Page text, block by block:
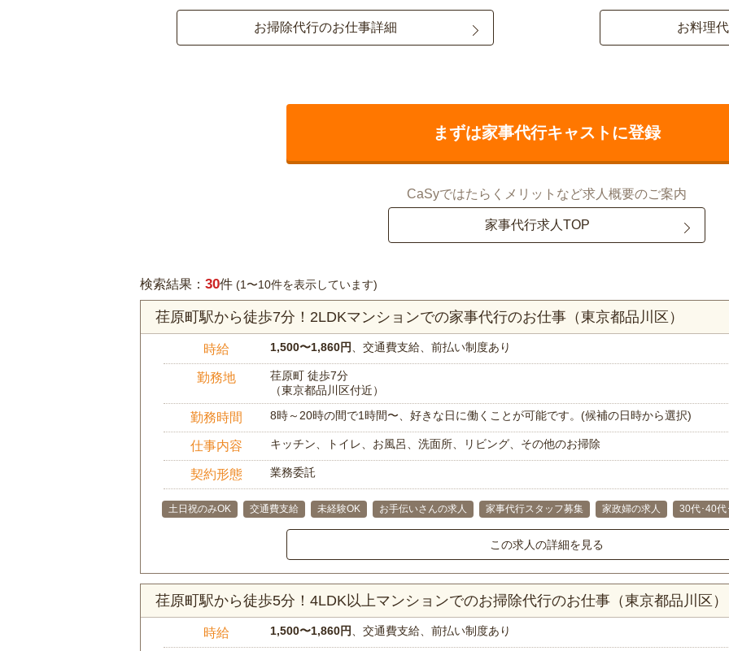
お掃除代行のお仕事詳細 お料理
まずは家事代行キャストに登録
CaSyではたらくメリットなど求人概要のご案内
家事代行求人TOP
検索結果： 30件 (1〜10件を表示しています)
荏原町駅から徒歩7分！2LDKマンションでの家事代行のお仕事（東京都品川区）
時給 1,500〜1,860円 、交通費支給、前払い制度あり
勤務地
荏原町 徒歩7分
（東京都品川区付近）
勤務時間 8時～20時の間で1時間〜、好きな日に働くことが可能です。(候補の日時から選択)
仕事内容 キッチン、トイレ、お風呂、洗面所、リビング、その他のお掃除
契約形態 業務委託
土日祝のみOK 交通費支給 未経験OK お手伝いさんの求人 家事代行スタッフ募集 家政婦の求人 30代･40代
この求人の詳細を見る
荏原町駅から徒歩5分！4LDK以上マンションでのお掃除代行のお仕事（東京都品川区）
時給 1,500〜1,860円 、交通費支給、前払い制度あり